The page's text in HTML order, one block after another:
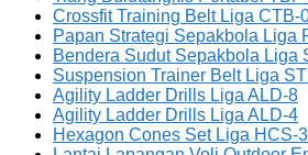
Crossfit Training Belt Liga CTB-
Papan Strategi Sepakbola Liga
Bendera Sudut Sepakbola Liga
Suspension Trainer Belt Liga
Agility Ladder Drills Liga ALD-8
Agility Ladder Drills Liga ALD-4
Hexagon Cones Set Liga HCS-